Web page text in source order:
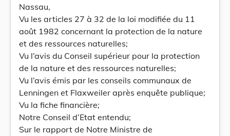
Nassau,
Vu les articles 27 à 32 de la loi modifiée du 11
août 1982 concernant la protection de la nature
et des ressources naturelles;
Vu l’avis du Conseil supérieur pour la protection
de la nature et des ressources naturelles;
Vu l’avis émis par les conseils communaux de
Lenningen et Flaxweiler après enquête publique;
Vu la fiche financière;
Notre Conseil d’Etat entendu;
Sur le rapport de Notre Ministre de